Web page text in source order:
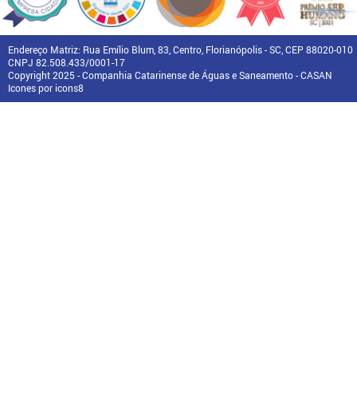
Endereço Matriz: Rua Emílio Blum, 83, Centro, Florianópolis - SC, CEP 88020-010
CNPJ 82.508.433/0001-17
Copyright 2025 - Companhia Catarinense de Águas e Saneamento - CASAN
Icones por icons8